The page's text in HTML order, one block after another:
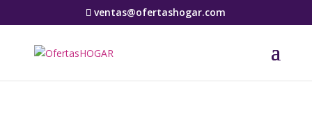
ventas@ofertashogar.com